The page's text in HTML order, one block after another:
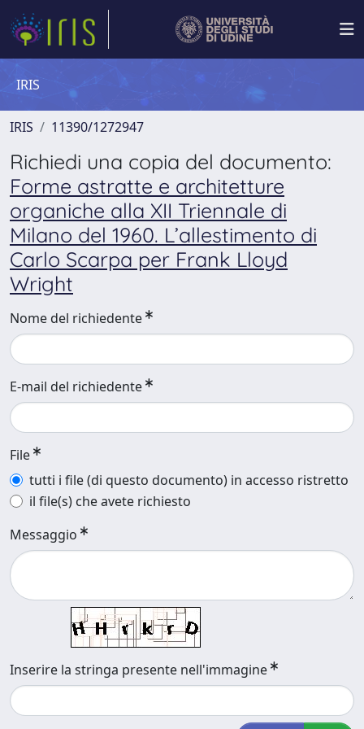
IRIS
IRIS 11390/1272947
Richiedi una copia del documento:
Forme astratte e architetture
organiche alla XII Triennale di
Milano del 1960. L’allestimento di
Carlo Scarpa per Frank Lloyd
Wright
Nome del richiedente
E-mail del richiedente
File
tutti i file (di questo documento) in accesso ristretto
il file(s) che avete richiesto
Messaggio
Inserire la stringa presente nell'immagine